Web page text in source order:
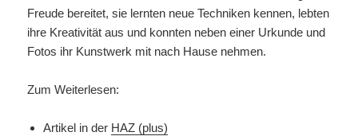
Freude bereitet, sie lernten neue Techniken kennen, lebten
ihre Kreativität aus und konnten neben einer Urkunde und
Fotos ihr Kunstwerk mit nach Hause nehmen.
Zum Weiterlesen:
Artikel in der HAZ (plus)